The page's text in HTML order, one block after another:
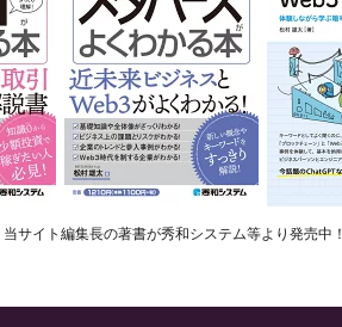
当サイト編集長の著書が秀和システム等より発売中！